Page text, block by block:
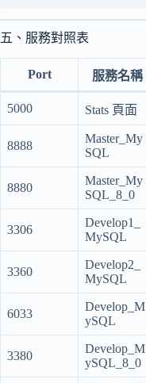
五、服務對照表
Port 服務名稱
5000 Stats 頁面
8888
Master_My
SQL
8880
Master_My
SQL_8_0
3306
Develop1_
MySQL
3360
Develop2_
MySQL
6033
Develop_M
ySQL
3380
Develop_M
ySQL_8_0